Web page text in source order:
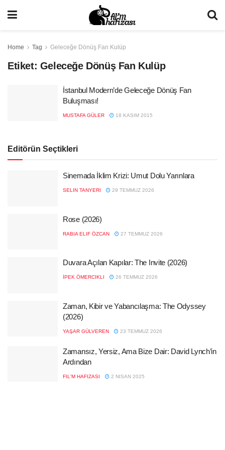
Home Tag Geleceğe Dönüş Fan Kulüp
Etiket: Geleceğe Dönüş Fan Kulüp
İstanbul Modern’de Geleceğe Dönüş Fan
Buluşması!
MUSTAFA GÜLER 18 KASIM 2015
Editörün Seçtikleri
Sinemada İklim Krizi: Umut Dolu Yarınlara
SELIN TANYERI 29 TEMMUZ 2026
Rose (2026)
RABIA ELIF ÖZCAN 27 TEMMUZ 2026
Duvara Açılan Kapılar: The Invite (2026)
İPEK ÖMERCIKLI 26 TEMMUZ 2026
Zaman, Kibir ve Yabancılaşma: The Odyssey
(2026)
YAŞAR GÜLVEREN 23 TEMMUZ 2026
Zamansız, Yersiz, Ama Bize Dair: David Lynch’in
Ardından
FIL'M HAFIZASI 2 NISAN 2025